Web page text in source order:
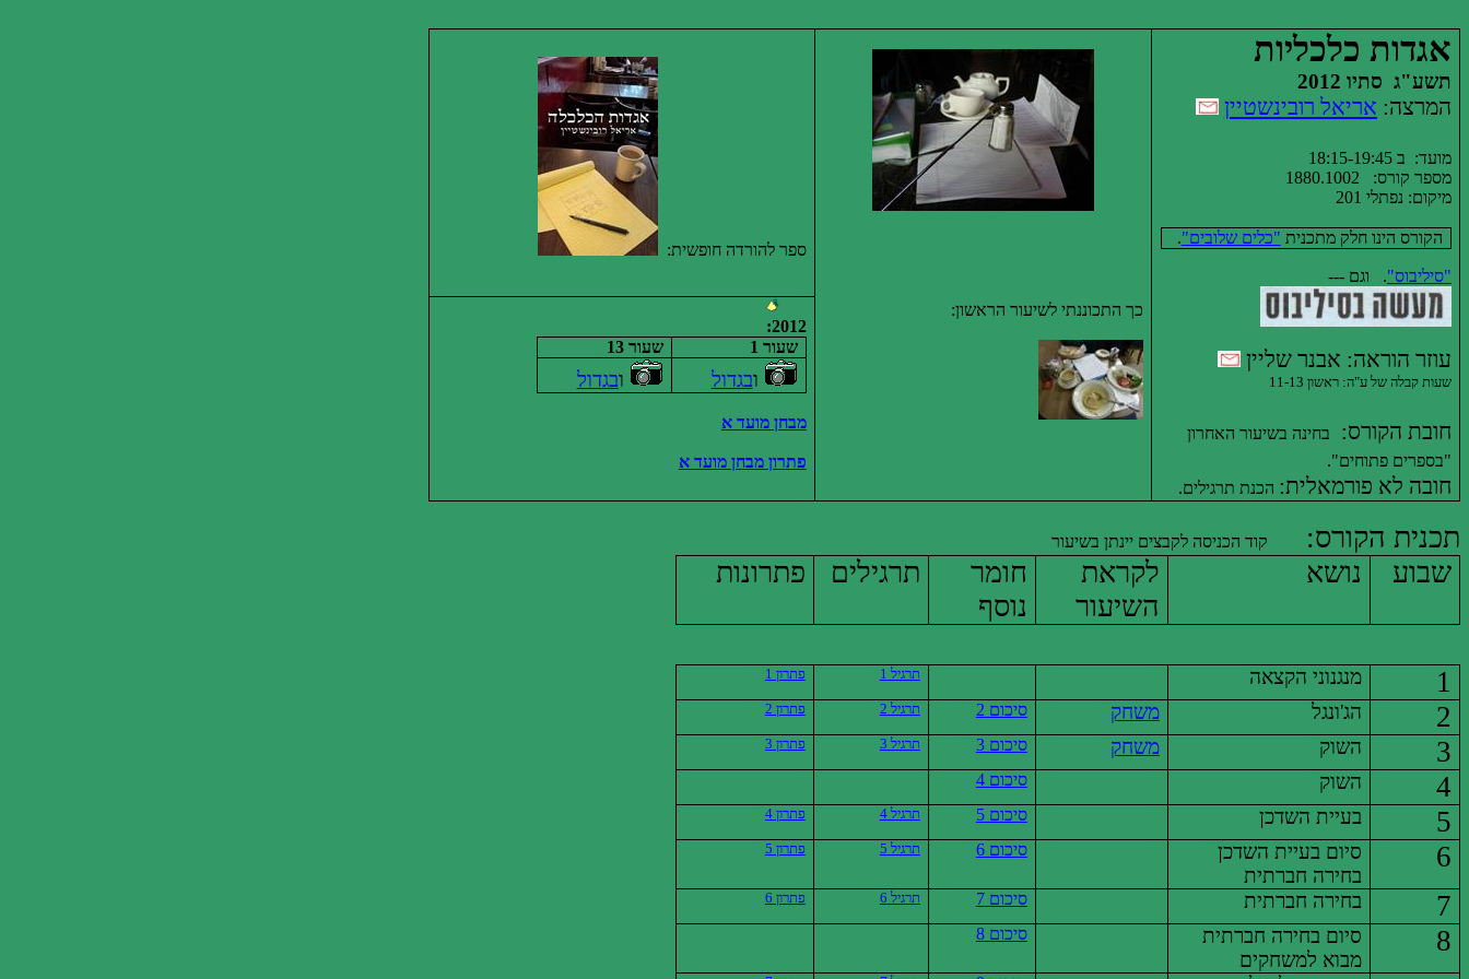
אגדות כלכליות
תשע"ג סתיו 2012
המרצה: אריאל רובינשטיין
מועד: ב 18:15-19:45
מספר קורס:
1880.1002
מיקום: נפתלי 201
הקורס הינו חלק מתכנית "כלים שלובים".
"סיליבוס"
. וגם ---
עוזר הוראה: אבנר שליין
שעות קבלה של ע"ה: ראשון 11-13
חובת הקורס:
בחינה בשיעור האחרון
"בספרים פתוחים".
חובה לא פורמאלית: הכנת תרגילים.
כך התכוננתי לשיעור הראשון:
ספר להורדה חופשית:
2012:
שעור 1
שעור 13
ובגדול ובגדול
מבחן מועד א
פתרון מבחן מועד א
תכנית הקורס: קוד הכניסה לקבצים יינתן בשיעור
שבוע נושא
לקראת
השיעור
חומר
נוסף
תרגילים פתרונות
1 מנגנוני הקצאה תרגיל 1 פתרון 1
2 הג'ונגל משחק סיכום 2 תרגיל 2 פתרון 2
3 השוק משחק סיכום 3 תרגיל 3 פתרון 3
4 השוק סיכום 4
5 בעיית השדכן סיכום 5 תרגיל 4 פתרון 4
6
סיום בעיית השדכן
בחירה חברתית
סיכום 6 תרגיל 5 פתרון 5
7 בחירה חברתית סיכום7 תרגיל 6 פתרון 6
8
סיום בחירה חברתית
מבוא למשחקים
סיכום 8